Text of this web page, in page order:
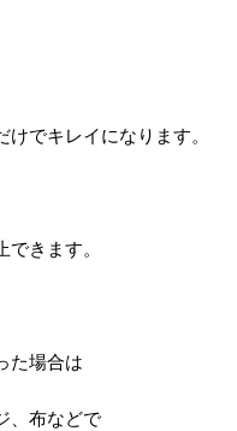
でキレイになります。
きます。
た場合は
、布などで